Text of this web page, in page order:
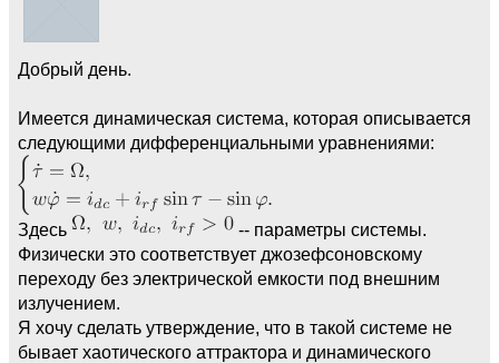
Добрый день.
Имеется динамическая система, которая описывается
следующими дифференциальными уравнениями:
Здесь
-- параметры системы.
Физически это соответствует джозефсоновскому
переходу без электрической емкости под внешним
излучением.
Я хочу сделать утверждение, что в такой системе не
бывает хаотического аттрактора и динамического